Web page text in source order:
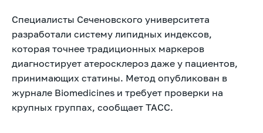
Специалисты Сеченовского университета
разработали систему липидных индексов,
которая точнее традиционных маркеров
диагностирует атеросклероз даже у пациентов,
принимающих статины. Метод опубликован в
журнале Biomedicines и требует проверки на
крупных группах, сообщает ТАСС.